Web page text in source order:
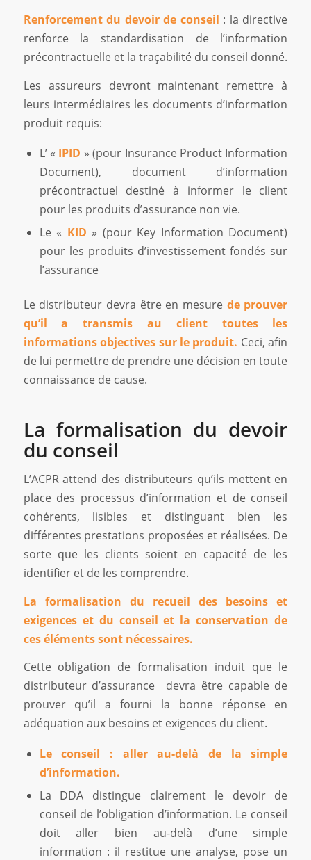
Renforcement du devoir de conseil : la directive
renforce la standardisation de l’information
précontractuelle et la traçabilité du conseil donné.
Les assureurs devront maintenant remettre à
leurs intermédiaires les documents d’information
produit requis:
L’ « IPID » (pour Insurance Product Information
Document), document d’information
précontractuel destiné à informer le client
pour les produits d’assurance non vie.
Le « KID » (pour Key Information Document)
pour les produits d’investissement fondés sur
l’assurance
Le distributeur devra être en mesure de prouver
qu’il a transmis au client toutes les
informations objectives sur le produit. Ceci, afin
de lui permettre de prendre une décision en toute
connaissance de cause.
La formalisation du devoir
du conseil
L’ACPR attend des distributeurs qu’ils mettent en
place des processus d’information et de conseil
cohérents, lisibles et distinguant bien les
différentes prestations proposées et réalisées. De
sorte que les clients soient en capacité de les
identifier et de les comprendre.
La formalisation du recueil des besoins et
exigences et du conseil et la conservation de
ces éléments sont nécessaires.
Cette obligation de formalisation induit que le
distributeur d’assurance devra être capable de
prouver qu’il a fourni la bonne ­réponse en
adéquation aux besoins et exigences du client.
Le conseil : aller au-delà de la simple
d’information.
La DDA distingue clairement le devoir de
conseil de l’obligation d’information. Le conseil
doit aller bien au-delà d’une simple
information : il restitue une analyse, pose un